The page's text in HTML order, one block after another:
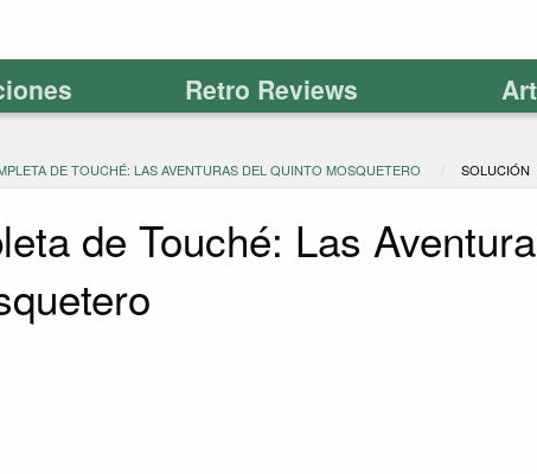
Retro Reviews
DE TOUCHÉ: LAS AVENTURAS DEL QUINTO MOSQUETERO SOLUCIÓN
de Touché: Las